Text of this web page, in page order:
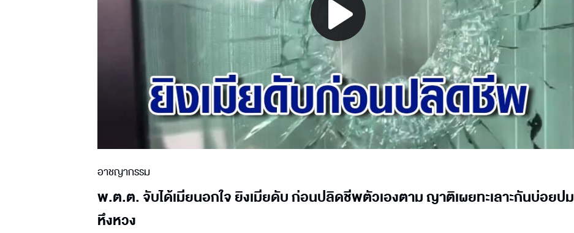
Play
Video
อาชญากรรม
พ.ต.ต. จับได้เมียนอกใจ ยิงเมียดับ ก่อนปลิดชีพตัวเองตาม ญาติเผยทะเลาะกันบ่อยปม
หึงหวง